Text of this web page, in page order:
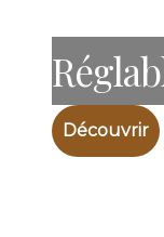
Découvrir